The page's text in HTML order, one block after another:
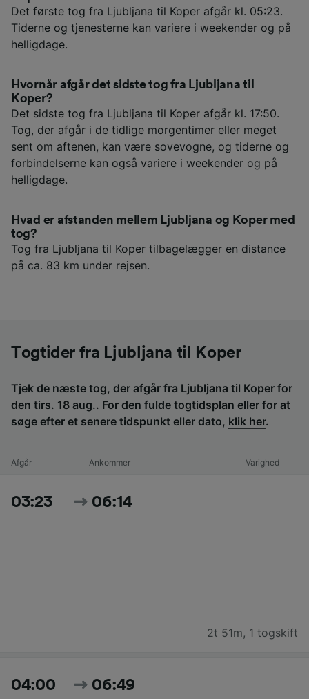
Det første tog fra Ljubljana til Koper afgår kl. 05:23.
Tiderne og tjenesterne kan variere i weekender og på
helligdage.
Hvornår afgår det sidste tog fra Ljubljana til
Koper?
Det sidste tog fra Ljubljana til Koper afgår kl. 17:50.
Tog, der afgår i de tidlige morgentimer eller meget
sent om aftenen, kan være sovevogne, og tiderne og
forbindelserne kan også variere i weekender og på
helligdage.
Hvad er afstanden mellem Ljubljana og Koper med
tog?
Tog fra Ljubljana til Koper tilbagelægger en distance
på ca. 83 km under rejsen.
Togtider fra Ljubljana til Koper
Tjek de næste tog, der afgår fra Ljubljana til Koper for
den tirs. 18 aug.. For den fulde togtidsplan eller for at
søge efter et senere tidspunkt eller dato, klik her.
Afgår Ankommer Varighed
03:23 06:14
2t 51m, 1 togskift
04:00 06:49